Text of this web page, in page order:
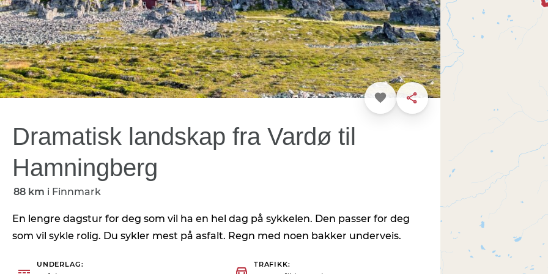
Favoritt Dele
Dramatisk landskap fra Vardø til
Hamningberg
88 km i Finnmark
En lengre dagstur for deg som vil ha en hel dag på sykkelen. Den passer for deg
som vil sykle rolig. Du sykler mest på asfalt. Regn med noen bakker underveis.
UNDERLAG TRAFIKK